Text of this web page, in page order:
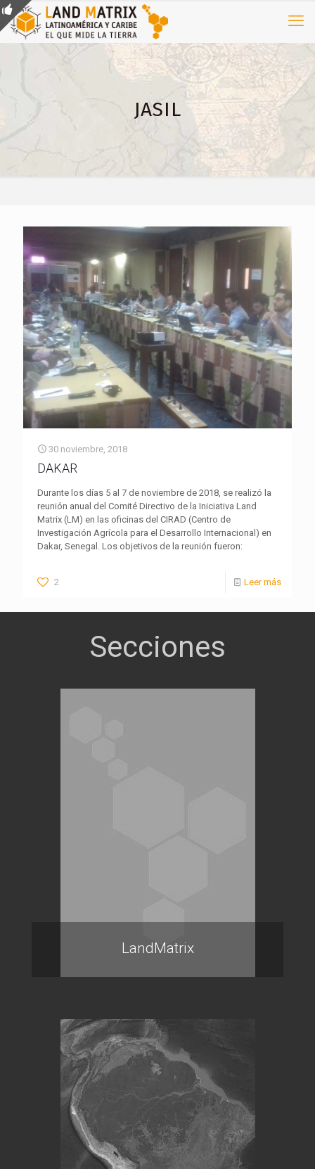
JASIL
30 noviembre, 2018
DAKAR
Durante los días 5 al 7 de noviembre de 2018, se realizó la
reunión anual del Comité Directivo de la Iniciativa Land
Matrix (LM) en las oficinas del CIRAD (Centro de
Investigación Agrícola para el Desarrollo Internacional) en
Dakar, Senegal. Los objetivos de la reunión fueron:
2 Leer más
LandMatrix